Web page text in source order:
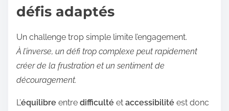
défis adaptés
Un challenge trop simple limite l’engagement.
À l’inverse, un défi trop complexe peut rapidement
créer de la frustration et un sentiment de
découragement.
L’équilibre entre difficulté et accessibilité est donc